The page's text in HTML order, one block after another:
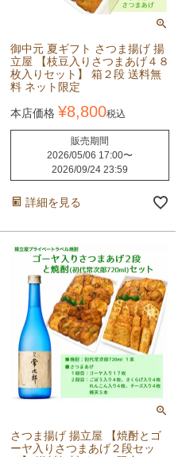
御中元 夏ギフト さつま揚げ 揚
立屋 【枝豆入りさつまあげ４８
枚入りセット】 箱２段 送料無
料 ネット限定
本店価格 ¥8,800税込
販売期間
2026/05/06 17:00〜
2026/09/24 23:59
詳細を見る
さつま揚げ 揚立屋 【焼酎とゴ
ーヤ入りさつまあげ２段セッ